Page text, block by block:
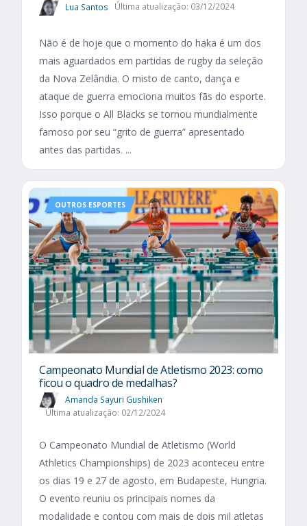
Lua Santos Última atualização: 03/12/2024
Não é de hoje que o momento do haka é um dos
mais aguardados em partidas de rugby da seleção
da Nova Zelândia. O misto de canto, dança e
ataque de guerra emociona muitos fãs do esporte.
Isso porque o All Blacks se tornou mundialmente
famoso por seu “grito de guerra” apresentado
antes das partidas. ...
OUTROS ESPORTES
Campeonato Mundial de Atletismo 2023: como
ficou o quadro de medalhas?
Amanda Sayuri Gushiken
Última atualização: 02/12/2024
O Campeonato Mundial de Atletismo (World
Athletics Championships) de 2023 aconteceu entre
os dias 19 e 27 de agosto, em Budapeste, Hungria.
O evento reuniu os principais nomes da
modalidade e contou com mais de dois mil atletas